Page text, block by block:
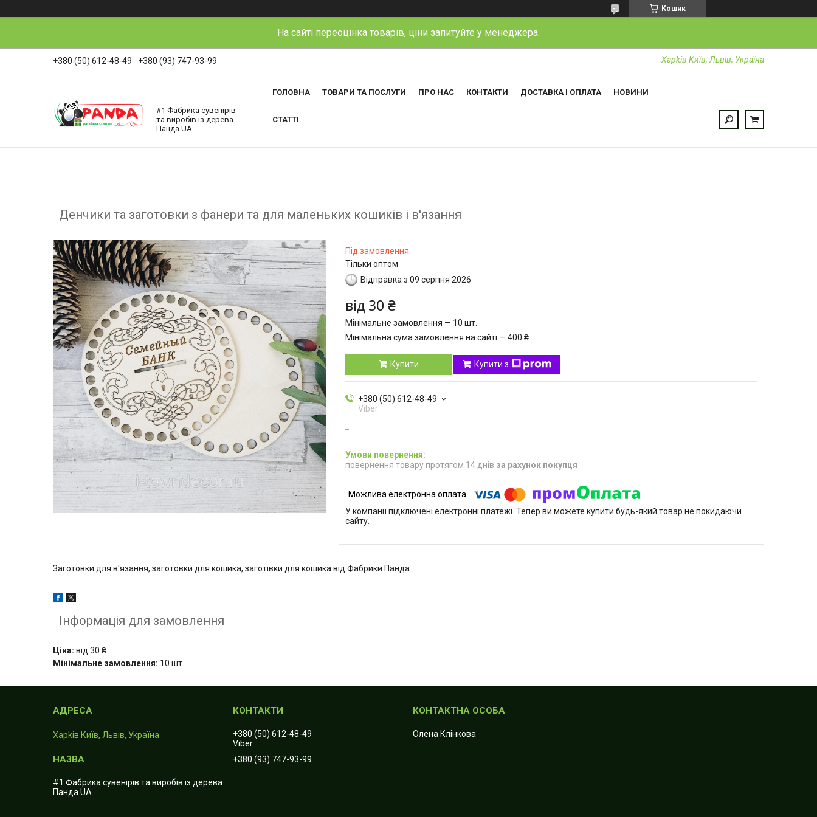
Кошик
На сайті переоцінка товарів, ціни запитуйте у менеджера.
+380 (50) 612-48-49 +380 (93) 747-93-99 Харkiв Київ, Львів, Україна
#1 Фабрика сувенірів
та виробів із дерева
Панда.UA
ГОЛОВНА ТОВАРИ ТА ПОСЛУГИ ПРО НАС КОНТАКТИ ДОСТАВКА І ОПЛАТА НОВИНИ
СТАТТІ
Денчики та заготовки з фанери та для маленьких кошиків і в'язання
Під замовлення
Тільки оптом
Відправка з 09 серпня 2026
від 30 ₴
Мінімальне замовлення — 10 шт.
Мінімальна сума замовлення на сайті — 400 ₴
Купити Купити з
+380 (50) 612-48-49
Viber
повернення товару протягом 14 днів за рахунок покупця
У компанії підключені електронні платежі. Тепер ви можете купити будь-який товар не покидаючи
сайту.
Заготовки для в'язання, заготовки для кошика, заготівки для кошика від Фабрики Панда.
Інформація для замовлення
Ціна: від 30 ₴
Мінімальне замовлення: 10 шт.
Харkiв Київ, Львів, Україна
#1 Фабрика сувенірів та виробів із дерева
Панда.UA
+380 (50) 612-48-49
Viber
+380 (93) 747-93-99
Олена Клiнкова